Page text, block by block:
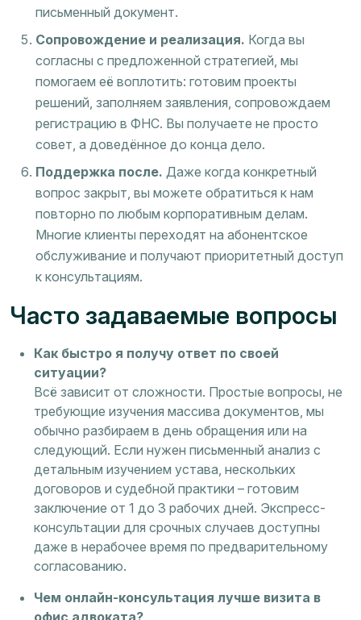
письменный документ.
Сопровождение и реализация. Когда вы
согласны с предложенной стратегией, мы
помогаем её воплотить: готовим проекты
решений, заполняем заявления, сопровождаем
регистрацию в ФНС. Вы получаете не просто
совет, а доведённое до конца дело.
Поддержка после. Даже когда конкретный
вопрос закрыт, вы можете обратиться к нам
повторно по любым корпоративным делам.
Многие клиенты переходят на абонентское
обслуживание и получают приоритетный доступ
к консультациям.
Часто задаваемые вопросы
Как быстро я получу ответ по своей
ситуации?
Всё зависит от сложности. Простые вопросы, не
требующие изучения массива документов, мы
обычно разбираем в день обращения или на
следующий. Если нужен письменный анализ с
детальным изучением устава, нескольких
договоров и судебной практики – готовим
заключение от 1 до 3 рабочих дней. Экспресс-
консультации для срочных случаев доступны
даже в нерабочее время по предварительному
согласованию.
Чем онлайн-консультация лучше визита в
офис адвоката?